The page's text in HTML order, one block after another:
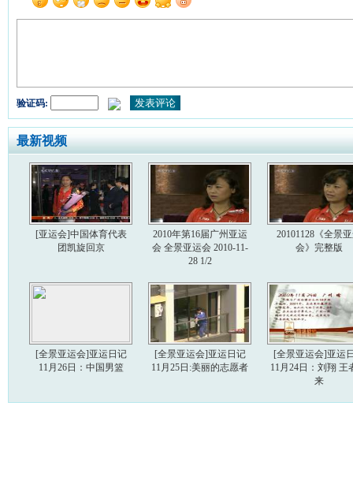
验证码:
最新视频
[亚运会]中国体育代表
团凯旋回京
2010年第16届广州亚运
会 全景亚运会 2010-11-
28 1/2
20101128《全景
会》完整版
[全景亚运会]亚运日记
11月26日：中国男篮
[全景亚运会]亚运日记
11月25日:美丽的志愿者
[全景亚运会]亚运
11月24日：刘翔 王
来